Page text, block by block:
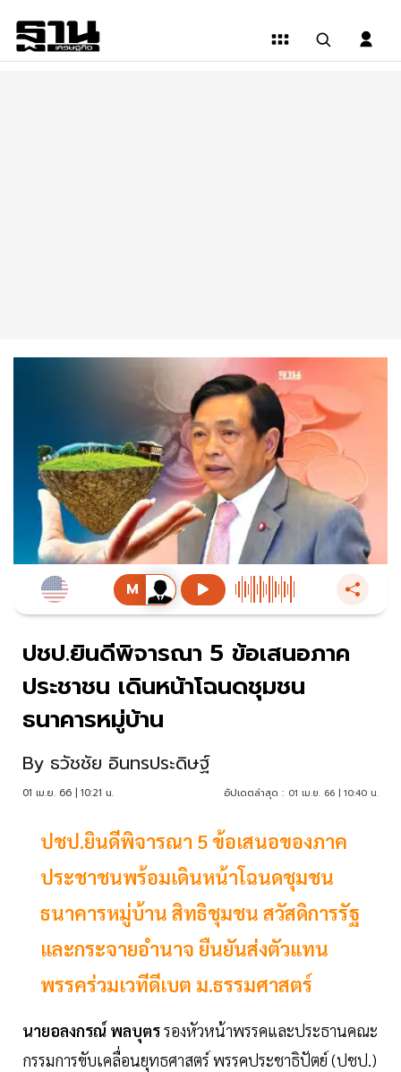
ปชป.ยินดีพิจารณา 5 ข้อเสนอภาค
ประชาชน เดินหน้าโฉนดชุมชน
ธนาคารหมู่บ้าน
By ธวัชชัย อินทรประดิษฐ์
01 เม.ย. 66 | 10:21 น. อัปเดตล่าสุด : 01 เม.ย. 66 | 10:40 น.
ปชป.ยินดีพิจารณา 5 ข้อเสนอของภาค
ประชาชนพร้อมเดินหน้าโฉนดชุมชน
ธนาคารหมู่บ้าน สิทธิชุมชน สวัสดิการรัฐ
และกระจายอำนาจ ยืนยันส่งตัวแทน
พรรคร่วมเวทีดีเบต ม.ธรรมศาสตร์
นายอลงกรณ์ พลบุตรรองหัวหน้าพรรคและประธานคณะ
กรรมการขับเคลื่อนยุทธศาสตร์ พรรคประชาธิปัตย์ (ปชป.)